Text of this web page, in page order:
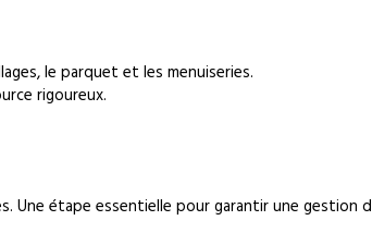
le parquet et les menuiseries.
rigoureux.
Une étape essentielle pour garantir une gestion